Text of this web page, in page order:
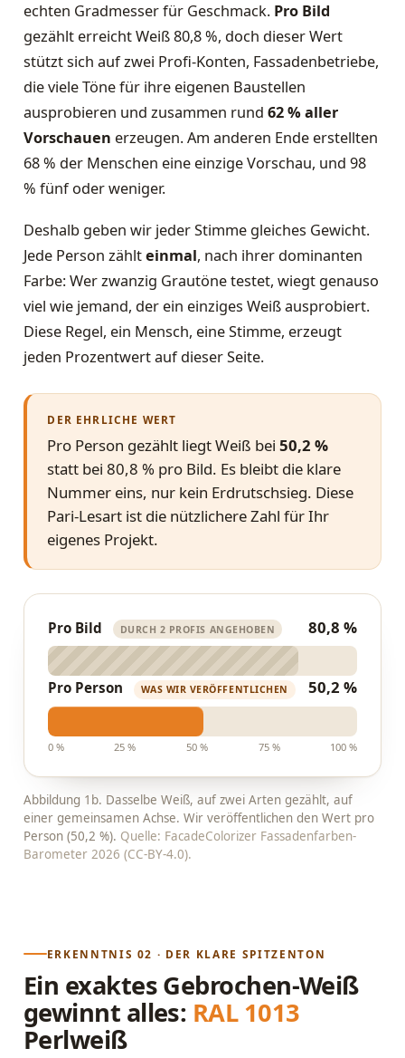
echten Gradmesser für Geschmack. Pro Bild
gezählt erreicht Weiß 80,8 %, doch dieser Wert
stützt sich auf zwei Profi-Konten, Fassadenbetriebe,
die viele Töne für ihre eigenen Baustellen
ausprobieren und zusammen rund 62 % aller
Vorschauen erzeugen. Am anderen Ende erstellten
68 % der Menschen eine einzige Vorschau, und 98
% fünf oder weniger.
Deshalb geben wir jeder Stimme gleiches Gewicht.
Jede Person zählteinmal, nach ihrer dominanten
Farbe: Wer zwanzig Grautöne testet, wiegt genauso
viel wie jemand, der ein einziges Weiß ausprobiert.
Diese Regel, ein Mensch, eine Stimme, erzeugt
jeden Prozentwert auf dieser Seite.
DER EHRLICHE WERT
Pro Person gezählt liegt Weiß bei50,2 %
statt bei 80,8 % pro Bild. Es bleibt die klare
Nummer eins, nur kein Erdrutschsieg. Diese
Pari-Lesart ist die nützlichere Zahl für Ihr
eigenes Projekt.
Pro Bild DURCH 2 PROFIS ANGEHOBEN 80,8 %
Pro Person WAS WIR VERÖFFENTLICHEN 50,2 %
0 % 25 % 50 % 75 % 100 %
Abbildung 1b. Dasselbe Weiß, auf zwei Arten gezählt, auf
einer gemeinsamen Achse. Wir veröffentlichen den Wert pro
Person (50,2 %). Quelle: FacadeColorizer Fassadenfarben-
Barometer 2026 (CC-BY-4.0).
ERKENNTNIS 02 · DER KLARE SPITZENTON
Ein exaktes Gebrochen-Weiß
gewinnt alles: RAL 1013
Perlweiß